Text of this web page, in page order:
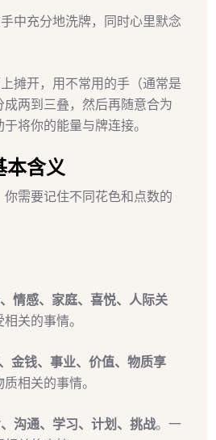
中充分地洗牌，同时心里默念
摊开，用不常用的手（通常是
两到三叠，然后再随意合为
将你的能量与牌连接。
本含义
需要记住不同花色和点数的
情感、家庭、喜悦、人际关
关的事情。
金钱、事业、价值、物质享
相关的事情。
沟通、学习、计划、挑战。一